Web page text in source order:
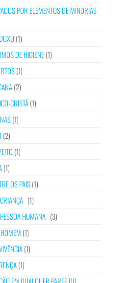
POR ELEMENTOS DE MINORIAS
(1)
DE HIGIENE(1)
(1)
(2)
CRISTÃ(1)
(1)
(2)
(1)
(1)
OS PAIS(1)
(1)
HUMANA (3)
(1)
(1)
(1)